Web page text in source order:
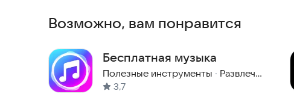
Условия обслуживания: zvuk.com/terms
Связаться с нами можно по почте:support@zvuk.com
Возможно, вам понравится
Бесплатная музыка
Полезные инструменты · Развлечения
3,7